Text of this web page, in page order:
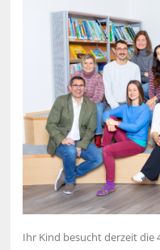
Ihr Kind besucht derzeit die